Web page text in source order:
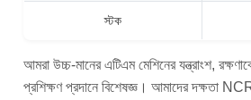
স্টক
আমরা উচ্চ-মানের এটিএম মেশিনের যন্ত্রাংশ,
প্রশিক্ষণ প্রদানে বিশেষজ্ঞ। আমাদের দক্ষতা